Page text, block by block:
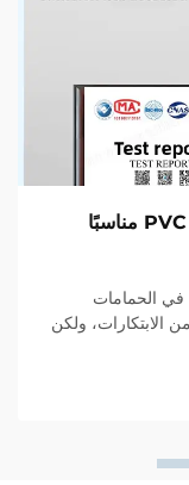
ما الذي يجعل قماش الجدران من مادة PVC مناسبًا
في الحمامات
الابتكارات، ولكن
الجدران...